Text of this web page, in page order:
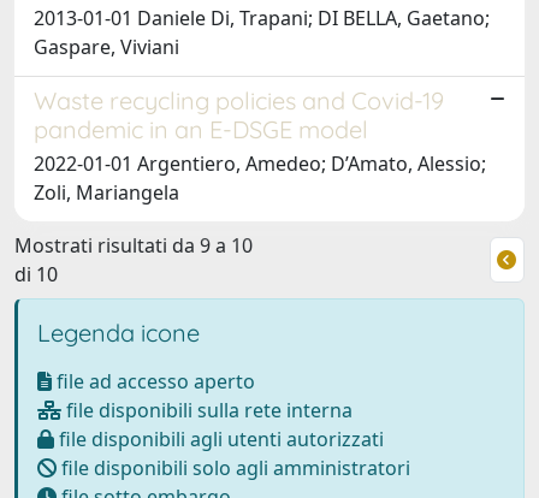
2013-01-01 Daniele Di, Trapani; DI BELLA, Gaetano;
Gaspare, Viviani
Waste recycling policies and Covid-19
pandemic in an E-DSGE model
2022-01-01 Argentiero, Amedeo; D’Amato, Alessio;
Zoli, Mariangela
Mostrati risultati da 9 a 10
di 10
Legenda icone
file ad accesso aperto
file disponibili sulla rete interna
file disponibili agli utenti autorizzati
file disponibili solo agli amministratori